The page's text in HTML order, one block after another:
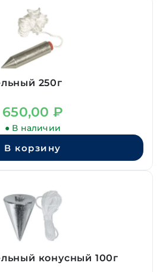
250г
650,00 ₽
● В наличии
В корзину
конусный 100г